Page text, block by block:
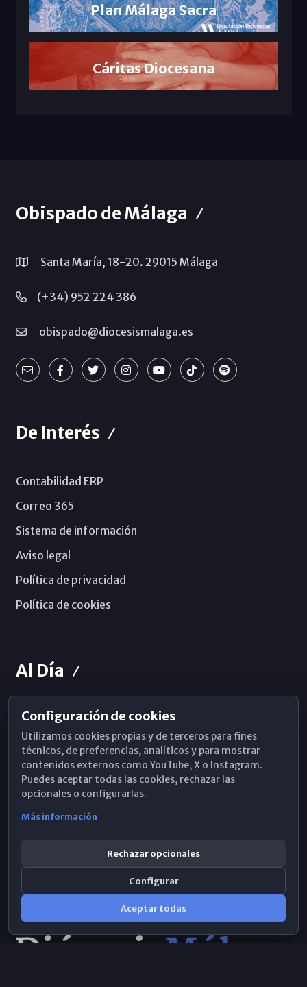
Plan Málaga Sacra
Cáritas Diocesana
Obispado de Málaga
Santa María, 18-20. 29015 Málaga
(+34) 952 224 386
obispado@diocesismalaga.es
De Interés
Contabilidad ERP
Correo 365
Sistema de información
Aviso legal
Política de privacidad
Política de cookies
Al Día
Horarios de Misa
Hemeroteca
WhatsApp
Configuración de cookies
Utilizamos cookies propias y de terceros para fines
técnicos, de preferencias, analíticos y para mostrar
contenidos externos como YouTube, X o Instagram.
Puedes aceptar todas las cookies, rechazar las
opcionales o configurarlas.
Más información
Rechazar opcionales
Configurar
Aceptar todas